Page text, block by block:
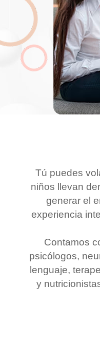
Tú puedes
niños llevan
generar el
experiencia
Contamos
psicólogos,
lenguaje,
y